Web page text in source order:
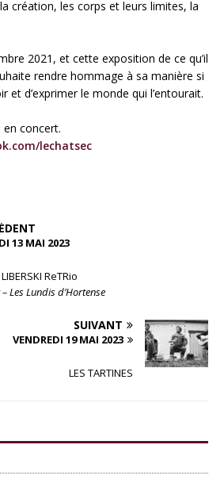
création, les corps et leurs limites, la
2021, et cette exposition de ce qu’il
rendre hommage à sa manière si
et d’exprimer le monde qui l’entourait.
en concert.
lechatsec
13 MAI 2023
ReTRio
– Les Lundis d’Hortense
SUIVANT
VENDREDI 19 MAI 2023
LES TARTINES